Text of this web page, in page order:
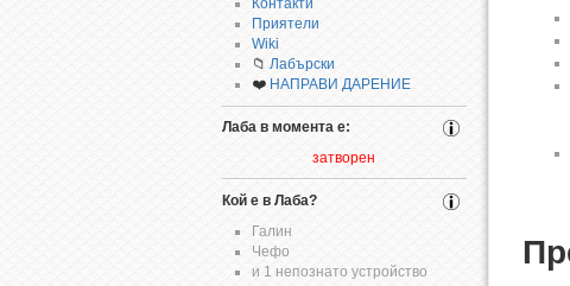
Контакти
Приятели
Wiki
📁 Лабърски
❤️ НАПРАВИ ДАРЕНИЕ
Лаба в момента е:
затворен
Кой е в Лаба?
Галин
Чефо
и 1 непознато устройство